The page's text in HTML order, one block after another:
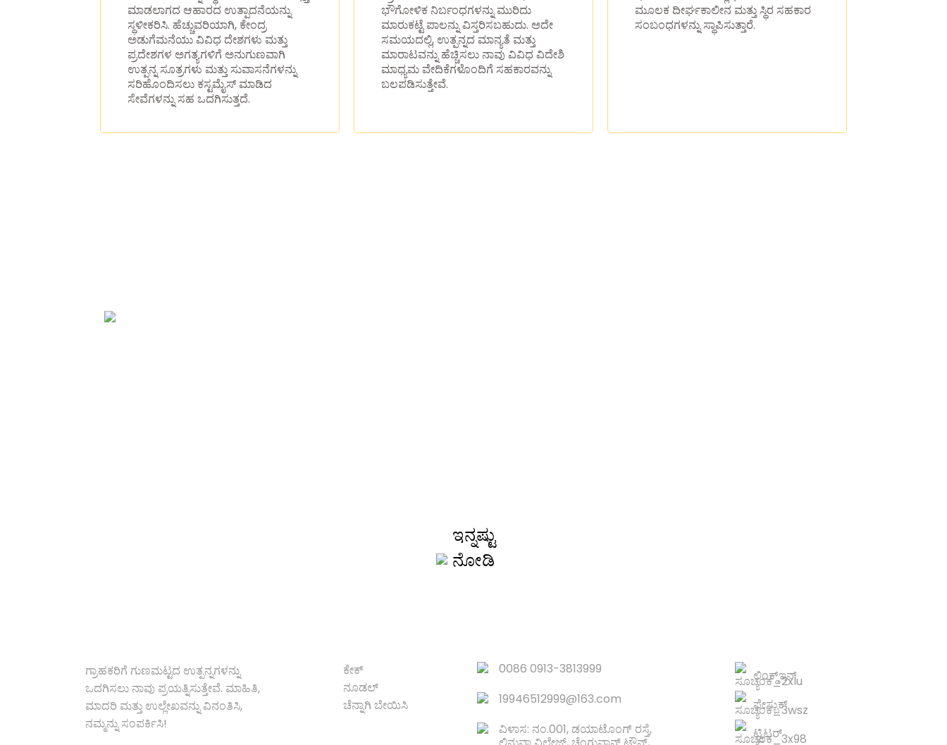
ಮಾಡಲಾಗದ ಆಹಾರದ ಉತ್ಪಾದನೆಯನ್ನು
ಸ್ಥಳೀಕರಿಸಿ. ಹೆಚ್ಚುವರಿಯಾಗಿ, ಕೇಂದ್ರ
ಅಡುಗೆಮನೆಯು ವಿವಿಧ ದೇಶಗಳು ಮತ್ತು
ಪ್ರದೇಶಗಳ ಅಗತ್ಯಗಳಿಗೆ ಅನುಗುಣವಾಗಿ
ಉತ್ಪನ್ನ ಸೂತ್ರಗಳು ಮತ್ತು ಸುವಾಸನೆಗಳನ್ನು
ಸರಿಹೊಂದಿಸಲು ಕಸ್ಟಮೈಸ್ ಮಾಡಿದ
ಸೇವೆಗಳನ್ನು ಸಹ ಒದಗಿಸುತ್ತದೆ.
ಭೌಗೋಳಿಕ ನಿರ್ಬಂಧಗಳನ್ನು ಮುರಿದು
ಮಾರುಕಟ್ಟೆ ಪಾಲನ್ನು ವಿಸ್ತರಿಸಬಹುದು. ಅದೇ
ಸಮಯದಲ್ಲಿ, ಉತ್ಪನ್ನದ ಮಾನ್ಯತೆ ಮತ್ತು
ಮಾರಾಟವನ್ನು ಹೆಚ್ಚಿಸಲು ನಾವು ವಿವಿಧ ವಿದೇಶಿ
ಮಾಧ್ಯಮ ವೇದಿಕೆಗಳೊಂದಿಗೆ ಸಹಕಾರವನ್ನು
ಬಲಪಡಿಸುತ್ತೇವೆ.
ಮೂಲಕ ದೀರ್ಘಕಾಲೀನ ಮತ್ತು ಸ್ಥಿರ ಸಹಕಾರ
ಸಂಬಂಧಗಳನ್ನು ಸ್ಥಾಪಿಸುತ್ತಾರೆ.
ಮಾಹಿತಿ, ಮಾದರಿ ಮತ್ತು ಉಲ್ಲೇಖವನ್ನು ವಿನಂತಿಸಿ, ನಮ್ಮನ್ನು ಸಂಪರ್ಕಿಸಿ!
ಇನ್ನಷ್ಟು
ನೋಡಿ
ಗ್ರಾಹಕರಿಗೆ ಗುಣಮಟ್ಟದ ಉತ್ಪನ್ನಗಳನ್ನು
ಒದಗಿಸಲು ನಾವು ಪ್ರಯತ್ನಿಸುತ್ತೇವೆ. ಮಾಹಿತಿ,
ಮಾದರಿ ಮತ್ತು ಉಲ್ಲೇಖವನ್ನು ವಿನಂತಿಸಿ,
ನಮ್ಮನ್ನು ಸಂಪರ್ಕಿಸಿ!
ಕೇಕ್
ನೂಡಲ್
ಚೆನ್ನಾಗಿ ಬೇಯಿಸಿ
0086 0913-3813999
19946512999@163.com
ವಿಳಾಸ: ನಂ.001, ಡಯಾಟೊಂಗ್ ರಸ್ತೆ,
ಲಿಂಕ್ಡ್ಇನ್
ಫೇಸ್ಬುಕ್
ಟ್ವಿಟರ್